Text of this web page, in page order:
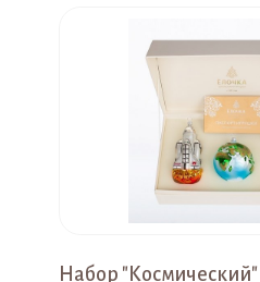
Набор "Космический"